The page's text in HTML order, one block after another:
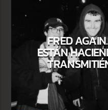
FRED
ESTÁN